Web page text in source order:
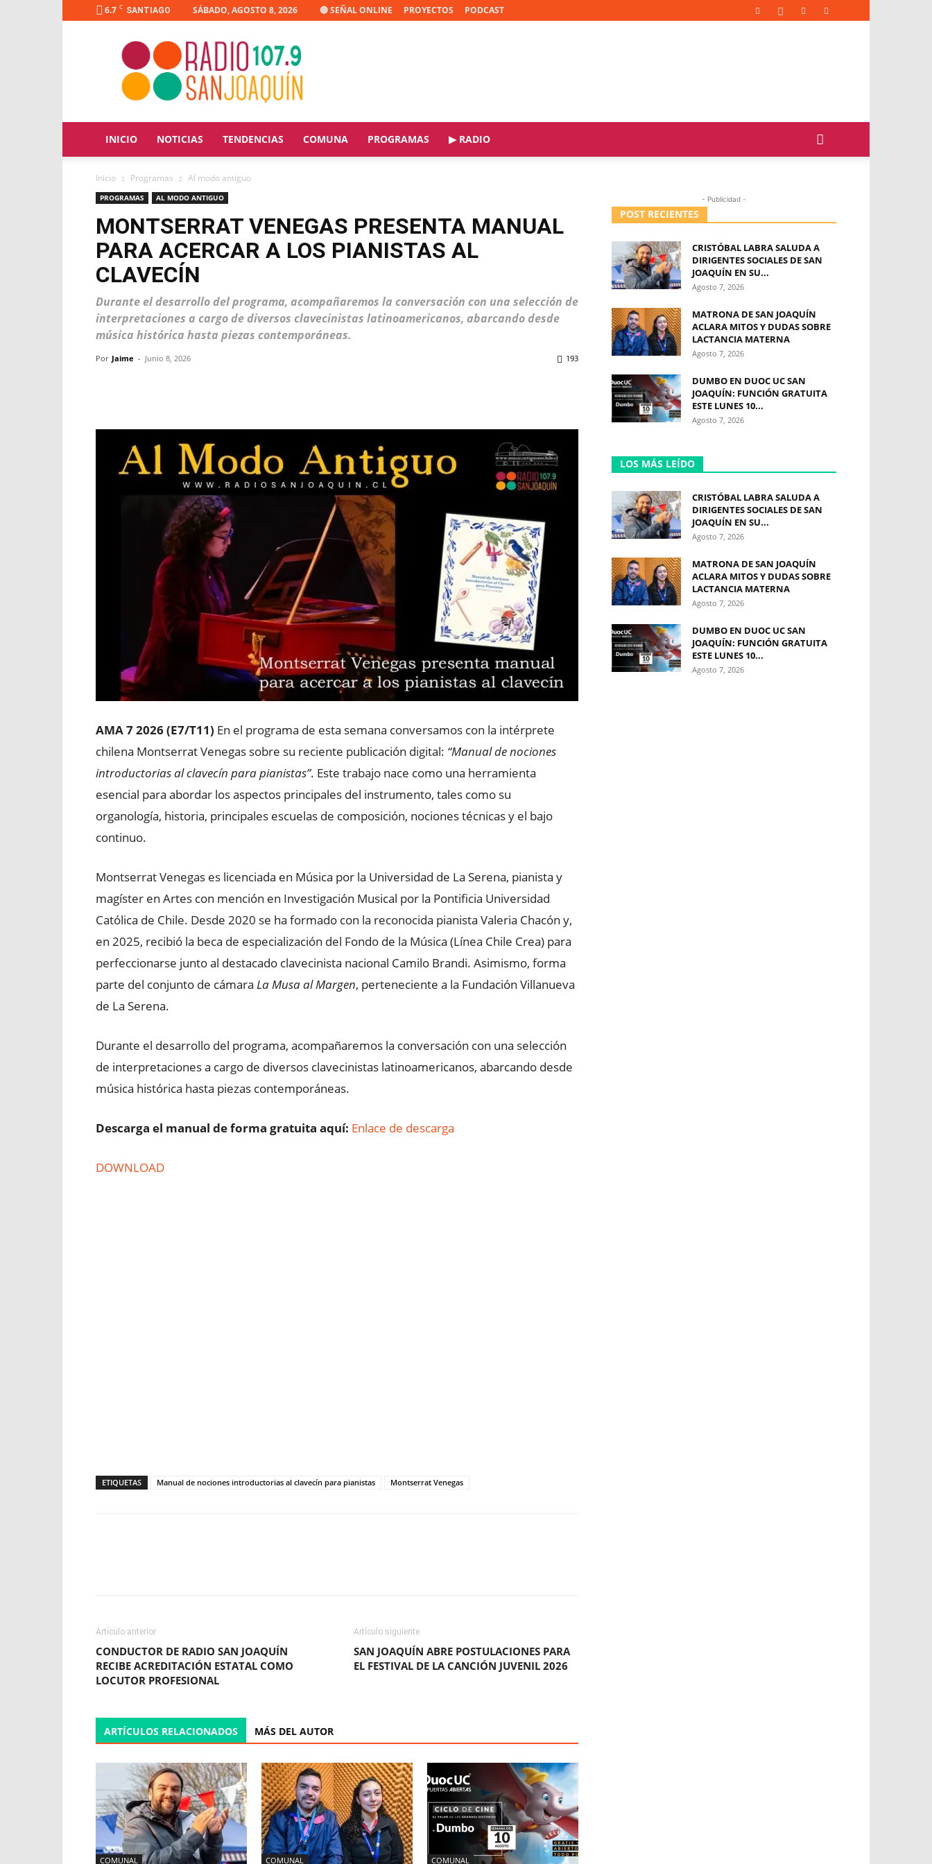
6.7 C SANTIAGO SÁBADO, AGOSTO 8, 2026 🔴 SEÑAL ONLINE PROYECTOS PODCAST
Radio
Joaquín
INICIO NOTICIAS TENDENCIAS COMUNA PROGRAMAS ▶ RADIO
Inicio Programas Al modo antiguo
PROGRAMAS AL MODO ANTIGUO
MONTSERRAT VENEGAS PRESENTA MANUAL
PARA ACERCAR A LOS PIANISTAS AL
CLAVECÍN
Durante el desarrollo del programa, acompañaremos la conversación con una selección de
interpretaciones a cargo de diversos clavecinistas latinoamericanos, abarcando desde
música histórica hasta piezas contemporáneas.
Por Jaime - Junio 8, 2026 193
AMA 7 2026 (E7/T11) En el programa de esta semana conversamos con la intérprete
chilena Montserrat Venegas sobre su reciente publicación digital: “Manual de nociones
introductorias al clavecín para pianistas”. Este trabajo nace como una herramienta
esencial para abordar los aspectos principales del instrumento, tales como su
organología, historia, principales escuelas de composición, nociones técnicas y el bajo
continuo.
Montserrat Venegas es licenciada en Música por la Universidad de La Serena, pianista y
magíster en Artes con mención en Investigación Musical por la Pontificia Universidad
Católica de Chile. Desde 2020 se ha formado con la reconocida pianista Valeria Chacón y,
en 2025, recibió la beca de especialización del Fondo de la Música (Línea Chile Crea) para
perfeccionarse junto al destacado clavecinista nacional Camilo Brandi. Asimismo, forma
parte del conjunto de cámara La Musa al Margen, perteneciente a la Fundación Villanueva
de La Serena.
Durante el desarrollo del programa, acompañaremos la conversación con una selección
de interpretaciones a cargo de diversos clavecinistas latinoamericanos, abarcando desde
música histórica hasta piezas contemporáneas.
Descarga el manual de forma gratuita aquí: Enlace de descarga
DOWNLOAD
ETIQUETAS Manual de nociones introductorias al clavecín para pianistas Montserrat Venegas
Artículo anterior
CONDUCTOR DE RADIO SAN JOAQUÍN
RECIBE ACREDITACIÓN ESTATAL COMO
LOCUTOR PROFESIONAL
Artículo siguiente
SAN JOAQUÍN ABRE POSTULACIONES PARA
EL FESTIVAL DE LA CANCIÓN JUVENIL 2026
ARTÍCULOS RELACIONADOS MÁS DEL AUTOR
COMUNAL COMUNAL COMUNAL
- Publicidad -
POST RECIENTES
CRISTÓBAL LABRA SALUDA A
DIRIGENTES SOCIALES DE SAN
JOAQUÍN EN SU...
Agosto 7, 2026
MATRONA DE SAN JOAQUÍN
ACLARA MITOS Y DUDAS SOBRE
LACTANCIA MATERNA
Agosto 7, 2026
DUMBO EN DUOC UC SAN
JOAQUÍN: FUNCIÓN GRATUITA
ESTE LUNES 10...
Agosto 7, 2026
LOS MÁS LEÍDO
CRISTÓBAL LABRA SALUDA A
DIRIGENTES SOCIALES DE SAN
JOAQUÍN EN SU...
Agosto 7, 2026
MATRONA DE SAN JOAQUÍN
ACLARA MITOS Y DUDAS SOBRE
LACTANCIA MATERNA
Agosto 7, 2026
DUMBO EN DUOC UC SAN
JOAQUÍN: FUNCIÓN GRATUITA
ESTE LUNES 10...
Agosto 7, 2026